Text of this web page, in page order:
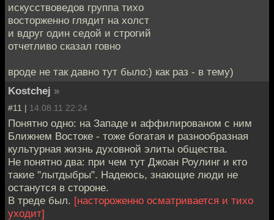
искусствоведов группа тихо
восторженно глядит на холст
и вдруг один седой и строгий
отчетливо сказал говно
вроде не так давно тут было:) как раз - в тему)
Kostchej »
#11 | 14.08.11 22:24
Понятно одно: на Западе и аффилированом с ним
Ближнем Востоке - тоже богатая и разнообразная
культурная жизнь духовной элиты общества.
Не понятно два: при чем тут Джоан Роулинг и кто
такие "лытдыбры". Надеюсь, знающие люди не
останутся в стороне.
В треде был. [настороженно осматривается и тихо
уходит]